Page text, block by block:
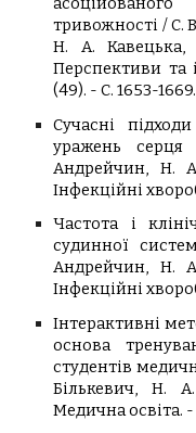
тривожності / С.
Н. А.
Перспективи
(49). - С. 1653-1669.
Сучасні
уражень
Андрейчин, Н.
Інфекційні
Частота і
судинної
Андрейчин, Н.
Інфекційні
Інтерактивні
основа
студентів
Бількевич, Н.
Медична освіта.